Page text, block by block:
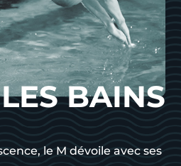
LES BAINS
le M dévoile avec ses